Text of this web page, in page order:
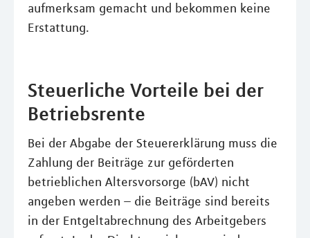
aufmerksam gemacht und bekommen keine
Erstattung.
Steuerliche Vorteile bei der
Betriebsrente
Bei der Abgabe der Steuererklärung muss die
Zahlung der Beiträge zur geförderten
betrieblichen Altersvorsorge (bAV) nicht
angeben werden – die Beiträge sind bereits
in der Entgeltabrechnung des Arbeitgebers